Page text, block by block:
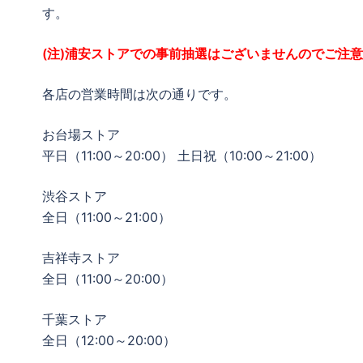
す。
(注)浦安ストアでの事前抽選はございませんのでご注意
各店の営業時間は次の通りです。
お台場ストア
平日（11:00～20:00） 土日祝（10:00～21:00）
渋谷ストア
全日（11:00～21:00）
吉祥寺ストア
全日（11:00～20:00）
千葉ストア
全日（12:00～20:00）